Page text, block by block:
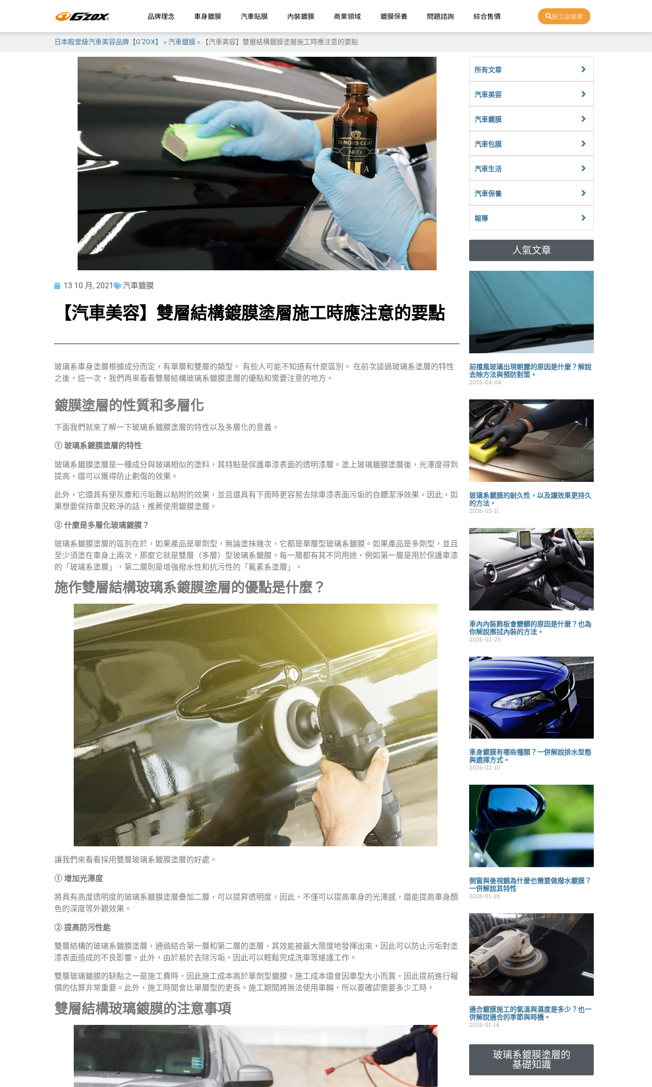
品牌理念 車身鍍膜 汽車貼膜 內裝鍍膜 商業領域 鍍膜保養 問題諮詢 綜合售價 施工店檢索
日本殿堂級汽車美容品牌【G’ZOX】 » 汽車鍍膜 » 【汽車美容】雙層結構鍍膜塗層施工時應注意的要點
13 10 月, 2021 汽車鍍膜
【汽車美容】雙層結構鍍膜塗層施工時應注意的要點
玻璃系車身塗層根據成分而定，有單層和雙層的類型。 有些人可能不知道有什麼區別。 在前次談過玻璃系塗層的特性
之後，這一次，我們再來看看雙層結構玻璃系鍍膜塗層的優點和需要注意的地方。
鍍膜塗層的性質和多層化
下面我們就來了解一下玻璃系鍍膜塗層的特性以及多層化的意義。
① 玻璃系鍍膜塗層的特性
玻璃系鍍膜塗層是一種成分與玻璃相似的塗料，其特點是保護車漆表面的透明漆層。塗上玻璃鍍膜塗層後，光澤度得到
提高，還可以獲得防止劃傷的效果。
此外，它還具有使灰塵和污垢難以粘附的效果，並且還具有下雨時更容易去除車漆表面污垢的自體潔淨效果。因此，如
果想要保持車況乾淨的話，推薦使用鍍膜塗層。
② 什麼是多層化玻璃鍍膜？
玻璃系鍍膜塗層的區別在於，如果產品是單劑型，無論塗抹幾次，它都是單層型玻璃系鍍膜。如果產品是多劑型，並且
至少須塗在車身上兩次，那麼它就是雙層（多層）型玻璃系鍍膜。每一層都有其不同用途，例如第一層是用於保護車漆
的「玻璃系塗層」，第二層則是增強撥水性和抗污性的「氟素系塗層」。
施作雙層結構玻璃系鍍膜塗層的優點是什麼？
讓我們來看看採用雙層玻璃系鍍膜塗層的好處。
① 增加光澤度
將具有高度透明度的玻璃系鍍膜塗層疊加二層，可以提昇透明度。因此，不僅可以提高車身的光澤感，還能提高車身顏
色的深度等外觀效果。
② 提高防污性能
雙層結構的玻璃系鍍膜塗層，通過結合第一層和第二層的塗層，其效能被最大限度地發揮出來，因此可以防止污垢對塗
漆表面造成的不良影響。此外，由於易於去除污垢，因此可以輕鬆完成洗車等維護工作。
雙層玻璃鍍膜的缺點之一是施工費時，因此施工成本高於單劑型鍍膜。施工成本還會因車型大小而異，因此提前進行報
價的估算非常重要。此外，施工時間會比單層型的更長。施工期間將無法使用車輛，所以要確認需要多少工時。
雙層結構玻璃鍍膜的注意事項
所有文章
汽車美容
汽車鍍膜
汽車包膜
汽車生活
汽車保養
報導
人氣文章
前擋風玻璃出現朝露的原因是什麼？解說
去除方法與預防對策。
2026-04-04
玻璃系鍍膜的耐久性，以及讓效果更持久
的方法。
2026-03-11
車內內裝飾板會變髒的原因是什麼？也為
你解說擦拭內裝的方法。
2026-02-25
車身鍍膜有哪些種類？一併解說排水型態
與選擇方式。
2026-02-10
側窗與後視鏡為什麼也需要做撥水鍍膜？
一併解說其特性
2026-01-28
適合鍍膜施工的氣溫與濕度是多少？也一
併解說適合的季節與時機。
2026-01-14
玻璃系鍍膜塗層的
基礎知識